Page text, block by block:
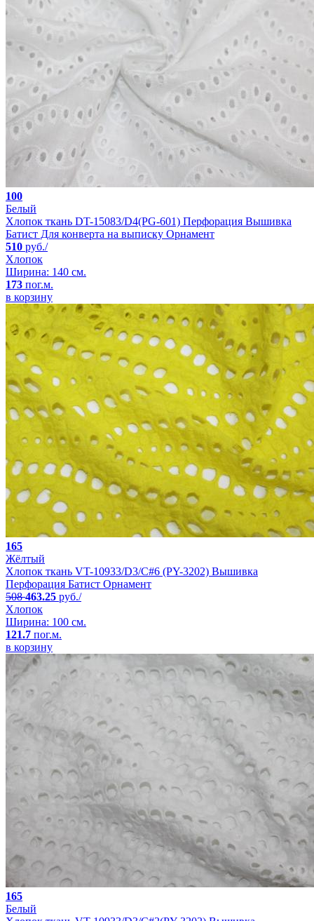
100
Белый
Хлопок ткань DT-15083/D4(PG-601) Перфорация Вышивка
Батист Для конверта на выписку Орнамент
510 руб./
Хлопок
Ширина: 140 см.
173 пог.м.
в корзину
165
Жёлтый
Хлопок ткань VT-10933/D3/C#6 (PY-3202) Вышивка
Перфорация Батист Орнамент
508463.25 руб./
Хлопок
Ширина: 100 см.
121.7 пог.м.
в корзину
165
Белый